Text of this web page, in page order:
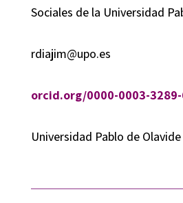
Sociales de la Universidad
rdiajim@upo.es
orcid.org/0000-0003-
Universidad Pablo de Olavide